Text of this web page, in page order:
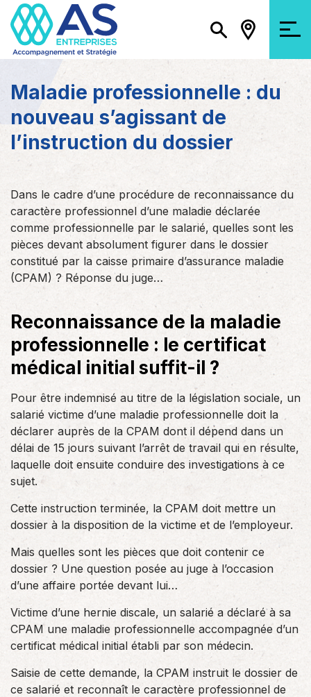
Maladie professionnelle : du
nouveau s’agissant de
l’instruction du dossier
Dans le cadre d’une procédure de reconnaissance du
caractère professionnel d’une maladie déclarée
comme professionnelle par le salarié, quelles sont les
pièces devant absolument figurer dans le dossier
constitué par la caisse primaire d’assurance maladie
(CPAM) ? Réponse du juge…
Reconnaissance de la maladie
professionnelle : le certificat
médical initial suffit-il ?
Pour être indemnisé au titre de la législation sociale, un
salarié victime d’une maladie professionnelle doit la
déclarer auprès de la CPAM dont il dépend dans un
délai de 15 jours suivant l’arrêt de travail qui en résulte,
laquelle doit ensuite conduire des investigations à ce
sujet.
Cette instruction terminée, la CPAM doit mettre un
dossier à la disposition de la victime et de l’employeur.
Mais quelles sont les pièces que doit contenir ce
dossier ? Une question posée au juge à l’occasion
d’une affaire portée devant lui…
Victime d’une hernie discale, un salarié a déclaré à sa
CPAM une maladie professionnelle accompagnée d’un
certificat médical initial établi par son médecin.
Saisie de cette demande, la CPAM instruit le dossier de
ce salarié et reconnaît le caractère professionnel de